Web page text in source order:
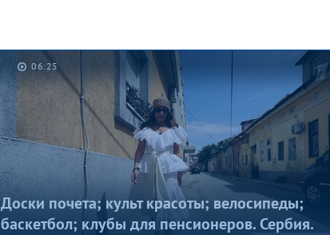
Котлеты на шкафу. Мужское / Женское
06:25
Доски почета; культ красоты; велосипеды;
баскетбол; клубы для пенсионеров. Сербия.